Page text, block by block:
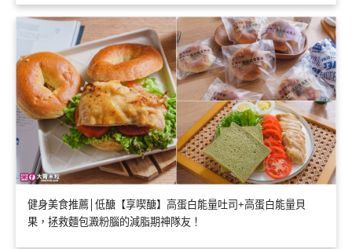
健身美食推薦│低醣【享喫醣】高蛋白能量吐司+高蛋白能量貝
果，拯救麵包澱粉腦的減脂期神隊友！